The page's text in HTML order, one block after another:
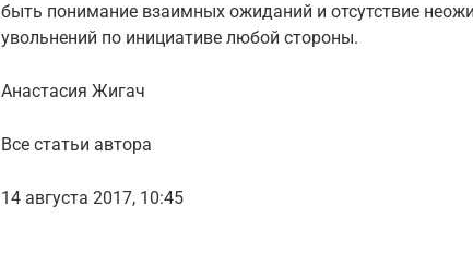
быть понимание взаимных ожиданий и отсутствие
увольнений по инициативе любой стороны.
Анастасия Жигач
Все статьи автора
14 августа 2017, 10:45